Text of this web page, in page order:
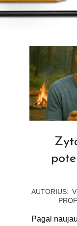
2026-
28
AUTORIUS:
Pagal